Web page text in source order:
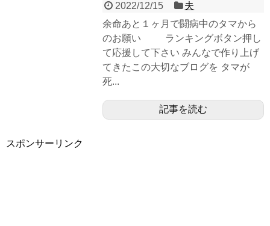
2022/12/15
夫
余命あと１ヶ月で闘病中のタマから
のお願い ランキングボタン押し
て応援して下さい みんなで作り上げ
てきたこの大切なブログを タマが
死...
記事を読む
スポンサーリンク